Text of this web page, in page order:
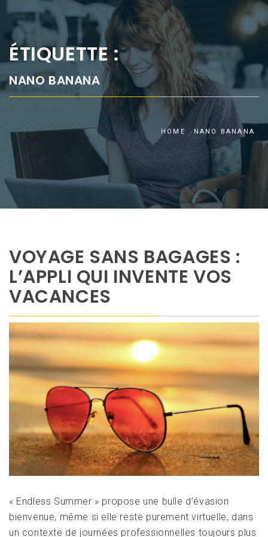
ÉTIQUETTE :
NANO BANANA
HOME NANO BANANA
VOYAGE SANS BAGAGES :
L’APPLI QUI INVENTE VOS
VACANCES
« Endless Summer » propose une bulle d’évasion
bienvenue, même si elle reste purement virtuelle, dans
un contexte de journées professionnelles toujours plus